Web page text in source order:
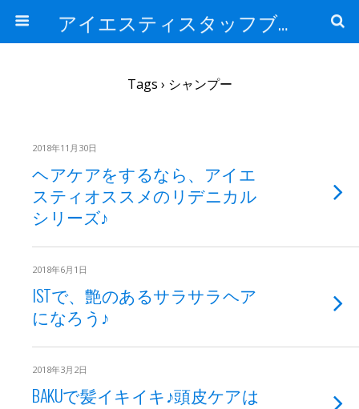
アイエスティスタッフブログ
Tags › シャンプー
2018年11月30日
ヘアケアをするなら、アイエ
スティオススメのリデニカル
シリーズ♪
2018年6月1日
ISTで、艶のあるサラサラヘア
になろう♪
2018年3月2日
BAKUで髪イキイキ♪頭皮ケアは